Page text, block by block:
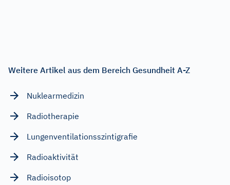
Weitere Artikel aus dem Bereich Gesundheit A-Z
Nuklearmedizin
Radiotherapie
Lungenventilationsszintigrafie
Radioaktivität
Radioisotop